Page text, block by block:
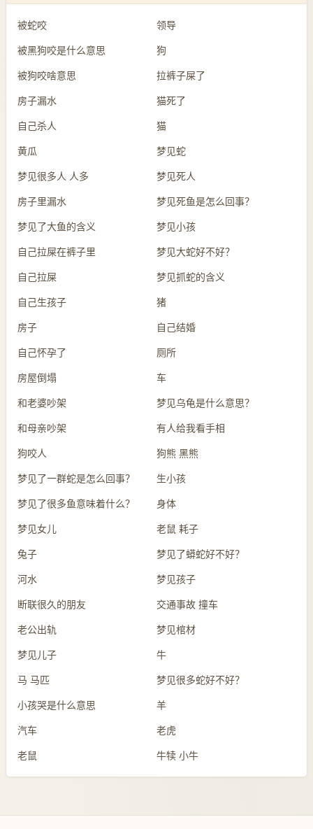
被蛇咬 领导
被黑狗咬是什么意思 狗
被狗咬啥意思 拉裤子屎了
房子漏水 猫死了
自己杀人 猫
黄瓜 梦见蛇
梦见很多人 人多 梦见死人
房子里漏水 梦见死鱼是怎么回事？
梦见了大鱼的含义 梦见小孩
自己拉屎在裤子里 梦见大蛇好不好？
自己拉屎 梦见抓蛇的含义
自己生孩子 猪
房子 自己结婚
自己怀孕了 厕所
房屋倒塌 车
和老婆吵架 梦见乌龟是什么意思？
和母亲吵架 有人给我看手相
狗咬人 狗熊 黑熊
梦见了一群蛇是怎么回事？ 生小孩
梦见了很多鱼意味着什么？ 身体
梦见女儿 老鼠 耗子
兔子 梦见了蟒蛇好不好？
河水 梦见孩子
断联很久的朋友 交通事故 撞车
老公出轨 梦见棺材
梦见儿子 牛
马 马匹 梦见很多蛇好不好？
小孩哭是什么意思 羊
汽车 老虎
老鼠 牛犊 小牛